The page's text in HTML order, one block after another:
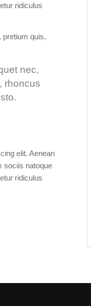
ridiculus
pretium quis,
nec,
rhoncus
elit. Aenean
sociis natoque
ridiculus